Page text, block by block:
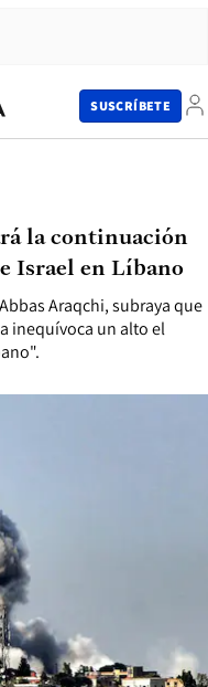
SUSCRÍBETE
Araqchi, subraya que
inequívoca un alto el
la continuación
Israel en Líbano